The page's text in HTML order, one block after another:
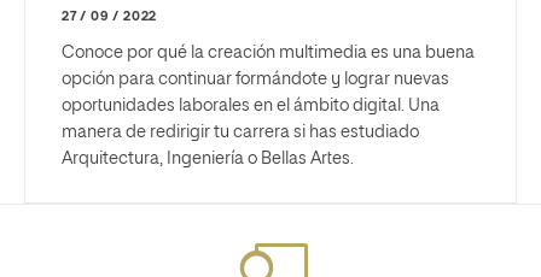
27 / 09 / 2022
Conoce por qué la creación multimedia es una buena
opción para continuar formándote y lograr nuevas
oportunidades laborales en el ámbito digital. Una
manera de redirigir tu carrera si has estudiado
Arquitectura, Ingeniería o Bellas Artes.